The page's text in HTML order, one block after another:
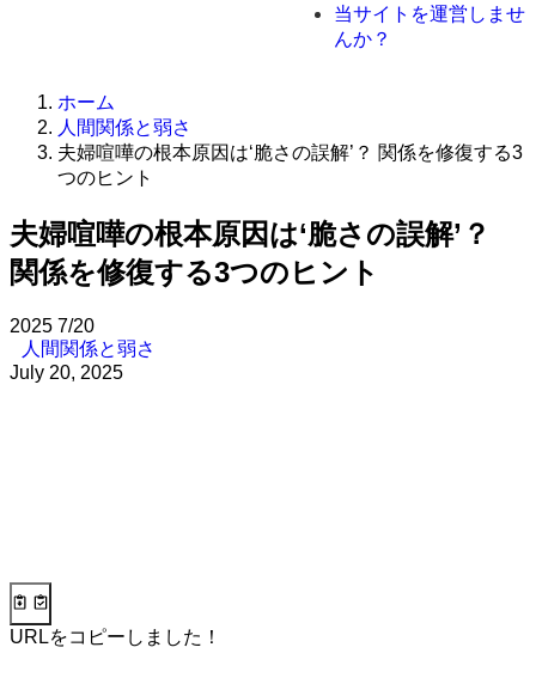
当サイトを運営しませ
んか？
ホーム
人間関係と弱さ
夫婦喧嘩の根本原因は‘脆さの誤解’？ 関係を修復する3
つのヒント
夫婦喧嘩の根本原因は‘脆さの誤解’？
関係を修復する3つのヒント
2025 7/20
人間関係と弱さ
July 20, 2025
URLをコピーしました！